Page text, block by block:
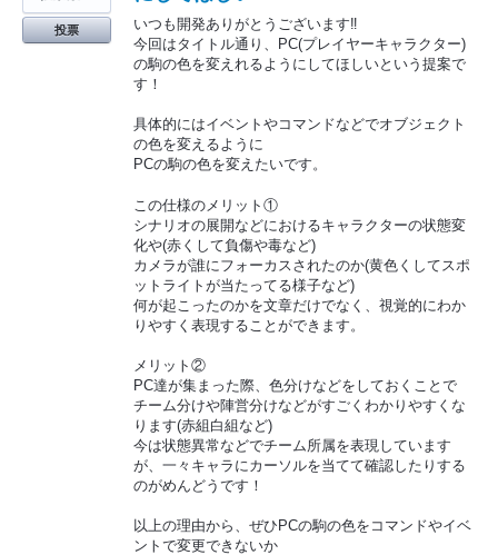
いつも開発ありがとうございます‼︎
今回はタイトル通り、PC(プレイヤーキャラクター)
の駒の色を変えれるようにしてほしいという提案で
す！
具体的にはイベントやコマンドなどでオブジェクト
の色を変えるように
PCの駒の色を変えたいです。
この仕様のメリット①
シナリオの展開などにおけるキャラクターの状態変
化や(赤くして負傷や毒など)
カメラが誰にフォーカスされたのか(黄色くしてスポ
ットライトが当たってる様子など)
何が起こったのかを文章だけでなく、視覚的にわか
りやすく表現することができます。
メリット②
PC達が集まった際、色分けなどをしておくことで
チーム分けや陣営分けなどがすごくわかりやすくな
ります(赤組白組など)
今は状態異常などでチーム所属を表現しています
が、一々キャラにカーソルを当てて確認したりする
のがめんどうです！
以上の理由から、ぜひPCの駒の色をコマンドやイベ
ントで変更できないか
投票